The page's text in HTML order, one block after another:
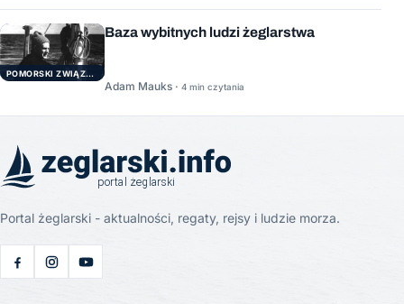
POMORSKI ZWIĄZEK ŻEGLARSKI
Baza wybitnych ludzi żeglarstwa
Adam Mauks · 4 min czytania
Portal żeglarski - aktualności, regaty, rejsy i ludzie morza.